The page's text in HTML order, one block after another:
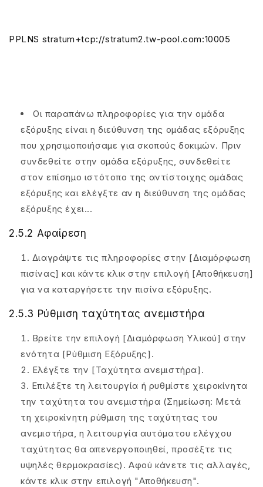
PPLNS stratum+tcp://stratum2.tw-pool.com:10005
Οι παραπάνω πληροφορίες για την ομάδα
εξόρυξης είναι η διεύθυνση της ομάδας εξόρυξης
που χρησιμοποιήσαμε για σκοπούς δοκιμών. Πριν
συνδεθείτε στην ομάδα εξόρυξης, συνδεθείτε
στον επίσημο ιστότοπο της αντίστοιχης ομάδας
εξόρυξης και ελέγξτε αν η διεύθυνση της ομάδας
εξόρυξης έχει...
2.5.2 Αφαίρεση
Διαγράψτε τις πληροφορίες στην [Διαμόρφωση
πισίνας] και κάντε κλικ στην επιλογή [Αποθήκευση]
για να καταργήσετε την πισίνα εξόρυξης.
2.5.3 Ρύθμιση ταχύτητας ανεμιστήρα
Βρείτε την επιλογή [Διαμόρφωση Υλικού] στην
ενότητα [Ρύθμιση Εξόρυξης].
Ελέγξτε την [Ταχύτητα ανεμιστήρα].
Επιλέξτε τη λειτουργία ή ρυθμίστε χειροκίνητα
την ταχύτητα του ανεμιστήρα (Σημείωση: Μετά
τη χειροκίνητη ρύθμιση της ταχύτητας του
ανεμιστήρα, η λειτουργία αυτόματου ελέγχου
ταχύτητας θα απενεργοποιηθεί, προσέξτε τις
υψηλές θερμοκρασίες). Αφού κάνετε τις αλλαγές,
κάντε κλικ στην επιλογή "Αποθήκευση".